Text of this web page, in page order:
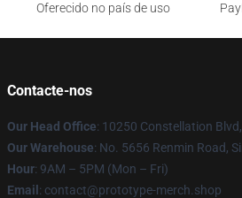
Oferecido no país de uso
Contacte-nos
Our Head Office: 10250 Constellation
Our Warehouse: No. 5656 Renmin Road,
Hour: 9AM – 5PM (Mon – Fri)
Email : contact@prototype-merch.shop